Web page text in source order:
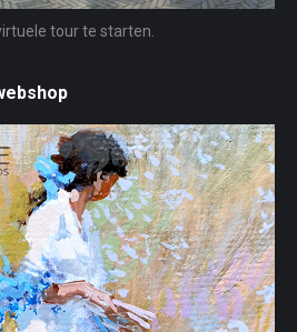
tour te starten.